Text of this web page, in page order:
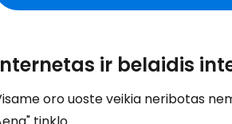
ir belaidis
oro uoste veikia neribotas